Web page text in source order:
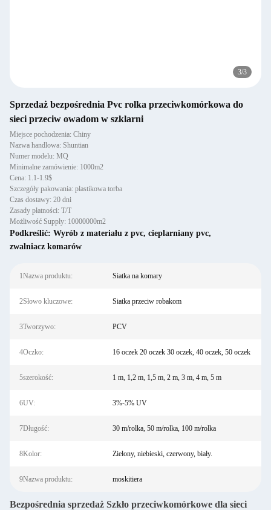
3/3
Sprzedaż bezpośrednia Pvc rolka przeciwkomórkowa do
sieci przeciw owadom w szklarni
Miejsce pochodzenia: Chiny
Nazwa handlowa: Shuntian
Numer modelu: MQ
Minimalne zamówienie: 1000m2
Cena: 1.1-1.9$
Szczegóły pakowania: plastikowa torba
Czas dostawy: 20 dni
Zasady płatności: T/T
Możliwość Supply: 10000000m2
Podkreślić: Wyrób z materiału z pvc, cieplarniany pvc,
zwalniacz komarów
1Nazwa produktu: Siatka na komary
2Słowo kluczowe: Siatka przeciw robakom
3Tworzywo: PCV
4Oczko: 16 oczek 20 oczek 30 oczek, 40 oczek, 50 oczek
5szerokość: 1 m, 1,2 m, 1,5 m, 2 m, 3 m, 4 m, 5 m
6UV: 3%-5% UV
7Długość: 30 m/rolka, 50 m/rolka, 100 m/rolka
8Kolor: Zielony, niebieski, czerwony, biały.
9Nazwa produktu: moskitiera
Bezpośrednia sprzedaż Szkło przeciwkomórkowe dla sieci